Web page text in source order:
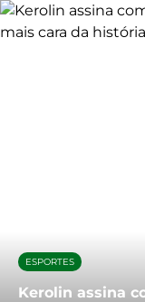
ESPORTES
Kerolin assina